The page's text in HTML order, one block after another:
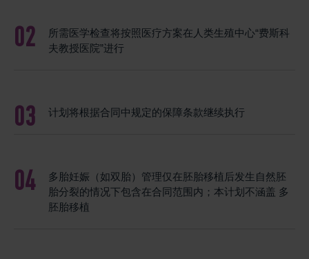
所需医学检查将按照医疗方案在人类生殖中心“费斯科
夫教授医院”进行
计划将根据合同中规定的保障条款继续执行
多胎妊娠（如双胎）管理仅在胚胎移植后发生自然胚
胎分裂的情况下包含在合同范围内；本计划不涵盖 多
胚胎移植